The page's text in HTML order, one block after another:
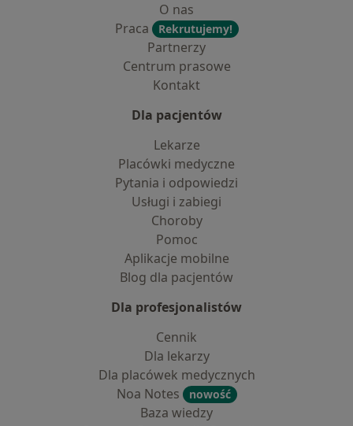
O nas
Praca
Rekrutujemy!
Partnerzy
Centrum prasowe
Kontakt
Dla pacjentów
Lekarze
Placówki medyczne
Pytania i odpowiedzi
Usługi i zabiegi
Choroby
Pomoc
Aplikacje mobilne
Blog dla pacjentów
Dla profesjonalistów
Cennik
Dla lekarzy
Dla placówek medycznych
Noa Notes
nowość
Baza wiedzy